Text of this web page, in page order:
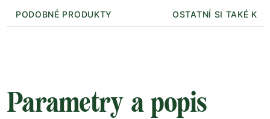
PODOBNÉ PRODUKTY OSTATNÍ SI TAKÉ
Parametry a popis